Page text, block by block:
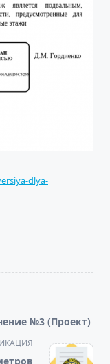
dlya-
№3 (Проект)